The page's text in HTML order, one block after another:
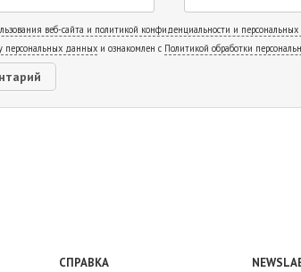
веб-сайта и политикой конфиденциальности и
персональных данных и ознакомлен с Политикой обработки
СПРАВКА